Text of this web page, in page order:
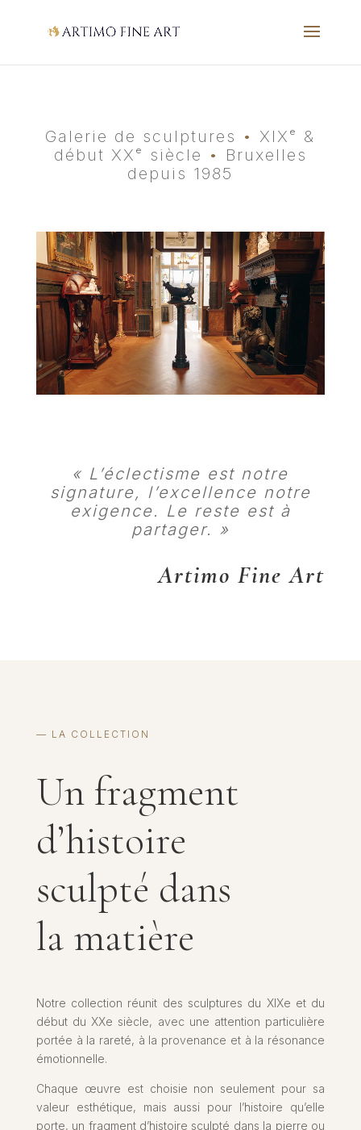
Galerie de sculptures • XIXᵉ &
début XXᵉ siècle •
Bruxelles
depuis 1985
« L’éclectisme est notre
signature, l’excellence notre
exigence. Le reste est à
partager. »
Artimo Fine Art
— LA COLLECTION
Un fragment
d’histoire
sculpté dans
la matière
Notre collection réunit des sculptures du XIXe et du
début du XXe siècle, avec une attention particulière
portée à la rareté, à la provenance et à la résonance
émotionnelle.
Chaque œuvre est choisie non seulement pour sa
valeur esthétique, mais aussi pour l’histoire qu’elle
porte, un fragment d’histoire sculpté dans la pierre ou